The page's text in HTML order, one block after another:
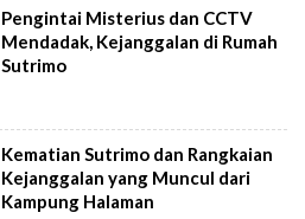
Pengintai Misterius dan CCTV
Mendadak, Kejanggalan di Rumah
Sutrimo
Kematian Sutrimo dan Rangkaian
Kejanggalan yang Muncul dari
Kampung Halaman